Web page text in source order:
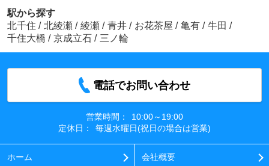
駅から探す
北千住 / 北綾瀬 / 綾瀬 / 青井 / お花茶屋 / 亀有 / 牛田 /
千住大橋 / 京成立石 / 三ノ輪
電話でお問い合わせ
営業時間：
10:00～19:00
定休日：
毎週水曜日(祝日の場合は営業)
ホーム 会社概要